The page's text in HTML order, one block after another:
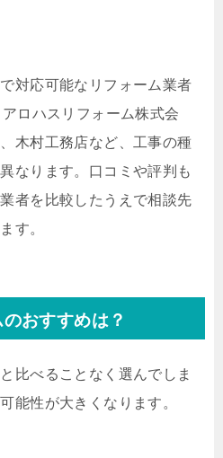
対応可能なリフォーム業者
ロハスリフォーム株式会
木村工務店など、工事の種
なります。口コミや評判も
者を比較したうえで相談先
す。
おすすめは？
比べることなく選んでしま
能性が大きくなります。